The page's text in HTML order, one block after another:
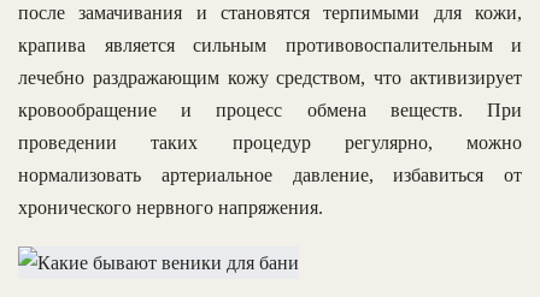
после замачивания и становятся терпимыми для кожи,
крапива является сильным противовоспалительным и
лечебно раздражающим кожу средством, что активизирует
кровообращение и процесс обмена веществ. При
проведении таких процедур регулярно, можно
нормализовать артериальное давление, избавиться от
хронического нервного напряжения.